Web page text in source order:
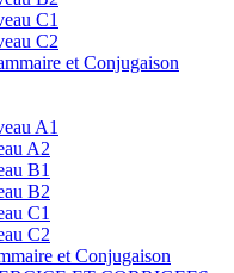
C1
C2
et Conjugaison
A1
A2
B1
B2
C1
C2
et Conjugaison